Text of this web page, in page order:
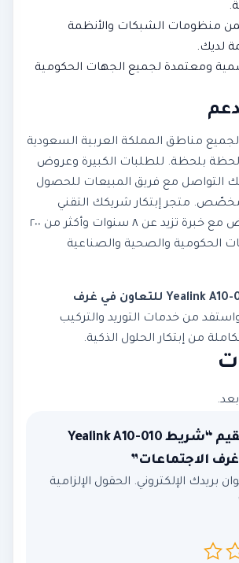
منظومات الشبكات والأنظمة
لديك.
ومعتمدة لجميع الجهات الحكومية
مناطق المملكة العربية السعودية
بلحظة. للطلبات الكبيرة وعروض
التواصل مع فريق المبيعات للحصول
متجر إبتكار شريكك التقني
المعتمد في الرياض مع خبرة تزيد عن ٨ سنوات وأكثر من ٢٠٠
الحكومية والصحية والصناعية
اطلب شريط Yealink A10-010 للتعاون في غرف
من خدمات التوريد والتركيب
من إبتكار الحلول الذكية.
كن أول من يقيم “شريط Yealink A10-010
الاجتماعات”
بريدك الإلكتروني. الحقول الإلزامية